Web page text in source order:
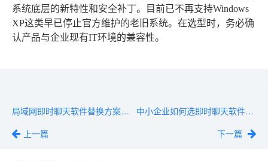
系统底层的新特性和安全补丁。目前已不再支持Windows
XP这类早已停止官方维护的老旧系统。在选型时，务必确
认产品与企业现有IT环境的兼容性。
局域网即时聊天软件替换方案：从QQ/钉钉到专业系统的迁移指南
上一篇
中小企业如何选即时聊天软件？2026年选型必看指南
下一篇